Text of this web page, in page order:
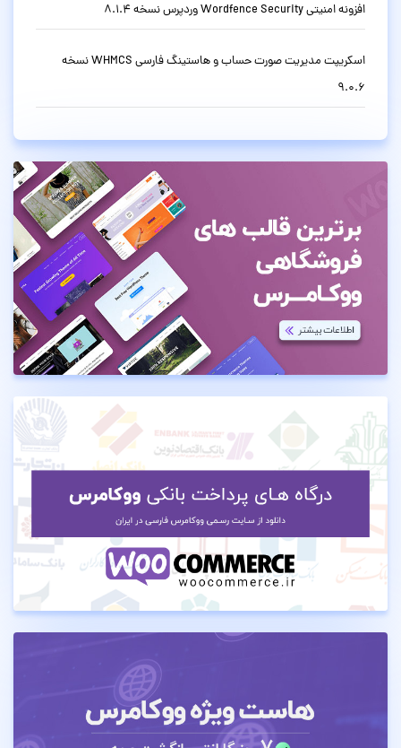
افزونه امنیتی Wordfence Security وردپرس نسخه 8.1.4
اسکریپت مدیریت صورت حساب و هاستینگ فارسی WHMCS نسخه
9.0.6